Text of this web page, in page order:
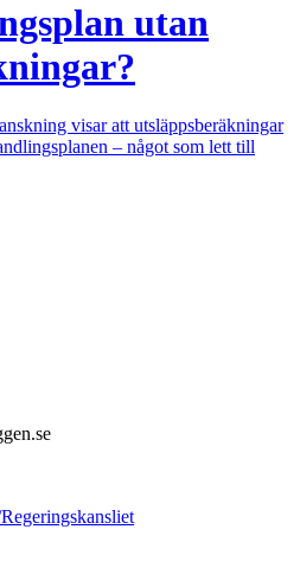
utan
visar att utsläppsberäkningar
– något som lett till